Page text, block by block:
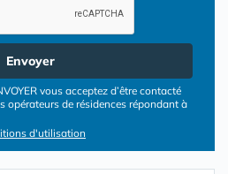
Envoyer
vous acceptez d’être contacté
opérateurs de résidences répondant à
d'utilisation